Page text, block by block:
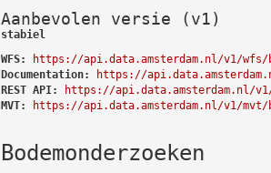
Aanbevolen versie (v1)
stabiel
WFS:
https://api.data.amsterdam.nl/v1/wfs/
Documentation:
https://
REST API:
https://api.data.amsterdam.nl/
MVT:
https://api.data.amsterdam.nl/v1/mvt/
Bodemonderzoeken